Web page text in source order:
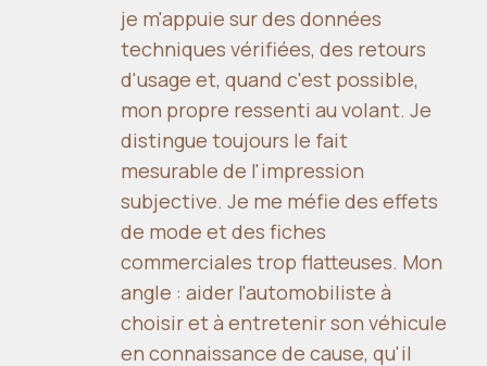
je m'appuie sur des données
techniques vérifiées, des retours
d'usage et, quand c'est possible,
mon propre ressenti au volant. Je
distingue toujours le fait
mesurable de l'impression
subjective. Je me méfie des effets
de mode et des fiches
commerciales trop flatteuses. Mon
angle : aider l'automobiliste à
choisir et à entretenir son véhicule
en connaissance de cause, qu'il